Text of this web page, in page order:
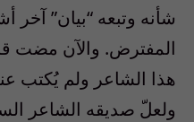
شأنه وتبعه “بيان” آخر
المفترض. والآن مضت
هذا الشاعر ولم يُكتب
ولعلّ صديقه الشاعر